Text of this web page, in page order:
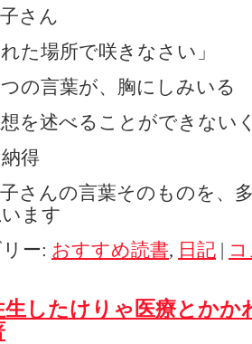
さん
れた場所で咲きなさい」
の言葉が、胸にしみいる
を述べることができない
得
さんの言葉そのものを、
ます
ー: おすすめ読書, 日記 |
生したけりゃ医療とか